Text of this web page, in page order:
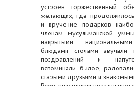
устроен торжественный
желающих, где
и вручение подарков
членам мусульманской
накрытыми
блюдами столами звучали
поздравлений и
вспоминали былое,
старыми друзьями и